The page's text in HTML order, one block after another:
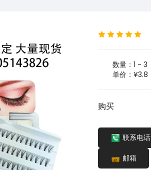
数量：1 - 3
单价：¥3.8
购买
联系电话
邮箱